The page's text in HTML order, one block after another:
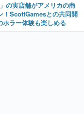
の実店舗がアメリカの商
！ScottGamesとの共同開
ラー体験も楽しめる